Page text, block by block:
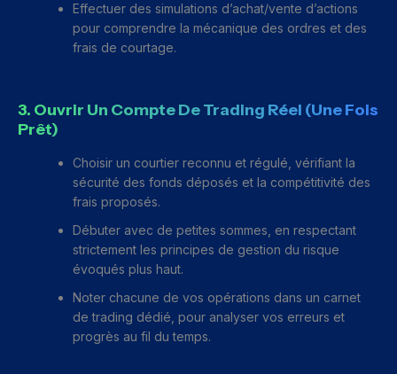
Effectuer des simulations d’achat/vente d’actions
pour comprendre la mécanique des ordres et des
frais de courtage.
3. Ouvrir Un Compte De Trading Réel (une Fois
Prêt)
Choisir un courtier reconnu et régulé, vérifiant la
sécurité des fonds déposés et la compétitivité des
frais proposés.
Débuter avec de petites sommes, en respectant
strictement les principes de gestion du risque
évoqués plus haut.
Noter chacune de vos opérations dans un carnet
de trading dédié, pour analyser vos erreurs et
progrès au fil du temps.